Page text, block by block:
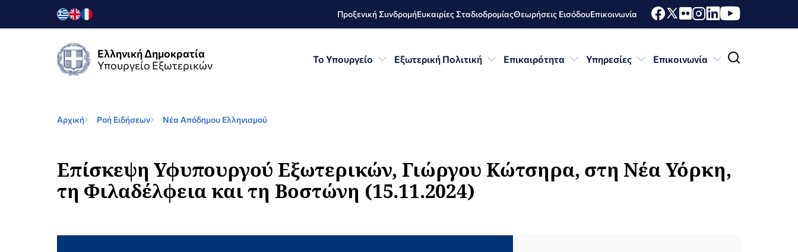
Προξενική ΣυνδρομήΕυκαιρίες ΣταδιοδρομίαςΘεωρήσεις ΕισόδουΕπικοινωνία
Ελληνική Δημοκρατία
Υπουργείο Εξωτερικών
Το Υπουργείο Εξωτερική Πολιτική Επικαιρότητα Υπηρεσίες Επικοινωνία
Αρχική Ροή Ειδήσεων Nέα Απόδημου Ελληνισμού
Επίσκεψη Υφυπουργού Εξωτερικών, Γιώργου Κώτσηρα, στη Νέα Υόρκη,
τη Φιλαδέλφεια και τη Βοστώνη (15.11.2024)